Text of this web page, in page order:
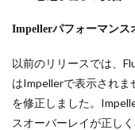
Impellerパフォーマンス
以前のリリースでは、
はImpellerで表示されま
を修正しました。
スオーバーレイが正しく